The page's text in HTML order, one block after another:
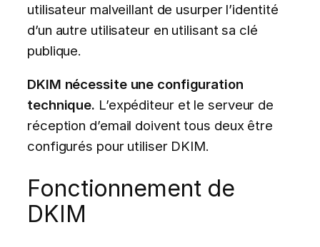
utilisateur malveillant de usurper l’identité
d’un autre utilisateur en utilisant sa clé
publique.
DKIM nécessite une configuration
technique. L’expéditeur et le serveur de
réception d’email doivent tous deux être
configurés pour utiliser DKIM.
Fonctionnement de
DKIM